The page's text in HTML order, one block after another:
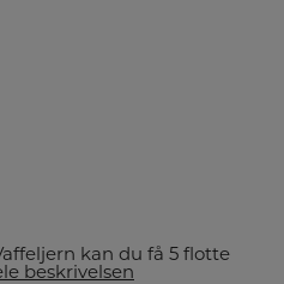
kan du få 5 flotte
beskrivelsen